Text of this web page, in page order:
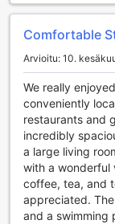
tarjoavat
sopivat välineet
tarjoaa upean
virkistävästä
rentoutumiseen
Apartments -
täydellisen
rentoutumista,
liikunnan
Mukavuudet
vieraille
Comfortable
Arvioitu: 10.
We really
conveniently
restaurants and
incredibly
a large living
with a wonderful
coffee, tea, and
appreciated.
and a swimming